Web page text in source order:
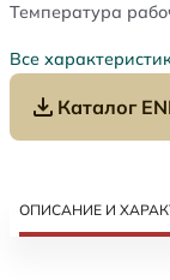
Температура
Все
Каталог
ОПИСАНИЕ И